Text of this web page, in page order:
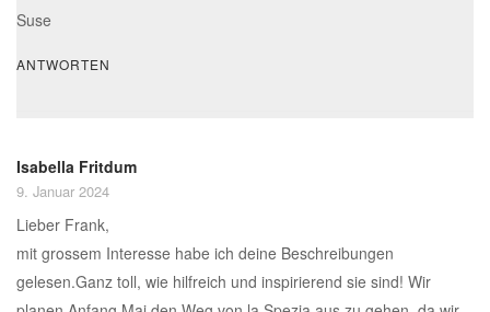
Suse
ANTWORTEN
Isabella Fritdum
9. Januar 2024
Lieber Frank,
mit grossem Interesse habe ich deine Beschreibungen
gelesen.Ganz toll, wie hilfreich und inspirierend sie sind! Wir